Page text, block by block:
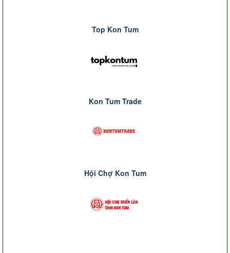
Top Kon Tum
Kon Tum Trade
Hội Chợ Kon Tum